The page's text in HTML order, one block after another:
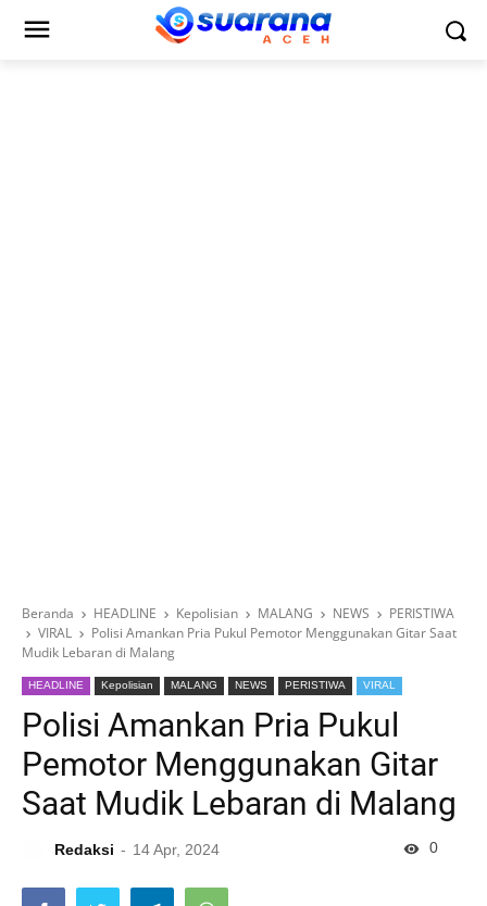
Beranda HEADLINE Kepolisian MALANG NEWS
PERISTIWA
VIRAL
Polisi Amankan Pria Pukul Pemotor Menggunakan Gitar Saat
Mudik Lebaran di Malang
HEADLINE Kepolisian MALANG NEWS PERISTIWA VIRAL
Polisi Amankan Pria Pukul
Pemotor Menggunakan Gitar
Saat Mudik Lebaran di Malang
Redaksi 14 Apr, 2024 0